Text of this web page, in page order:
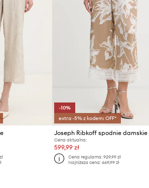
-10%
extra -5% z kodem: OFF*
Joseph Ribkoff spodnie damskie
Cena aktualna:
599,99 zł
Cena regularna: 929,99 zł
Najniższa cena: 669,99 zł